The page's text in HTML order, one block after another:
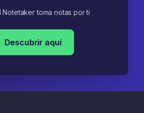
Notetaker toma notas por ti
Descubrir aquí